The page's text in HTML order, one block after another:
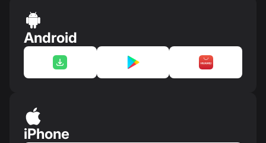
Android
iPhone